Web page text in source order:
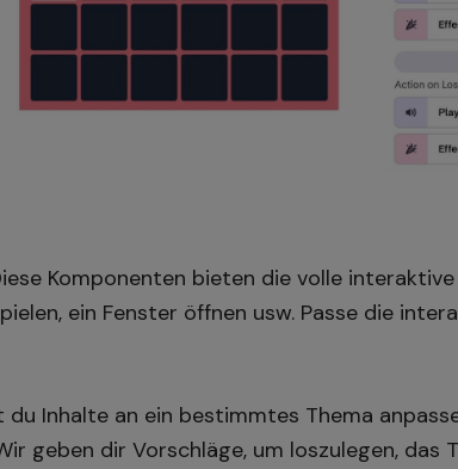
Komponenten bieten die volle
ein Fenster öffnen usw. Passe die
Inhalte an ein bestimmtes Thema
geben dir Vorschläge, um loszulegen, das